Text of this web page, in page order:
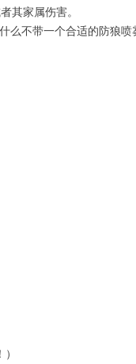
其家属伤害。
么不带一个合适的防狼喷